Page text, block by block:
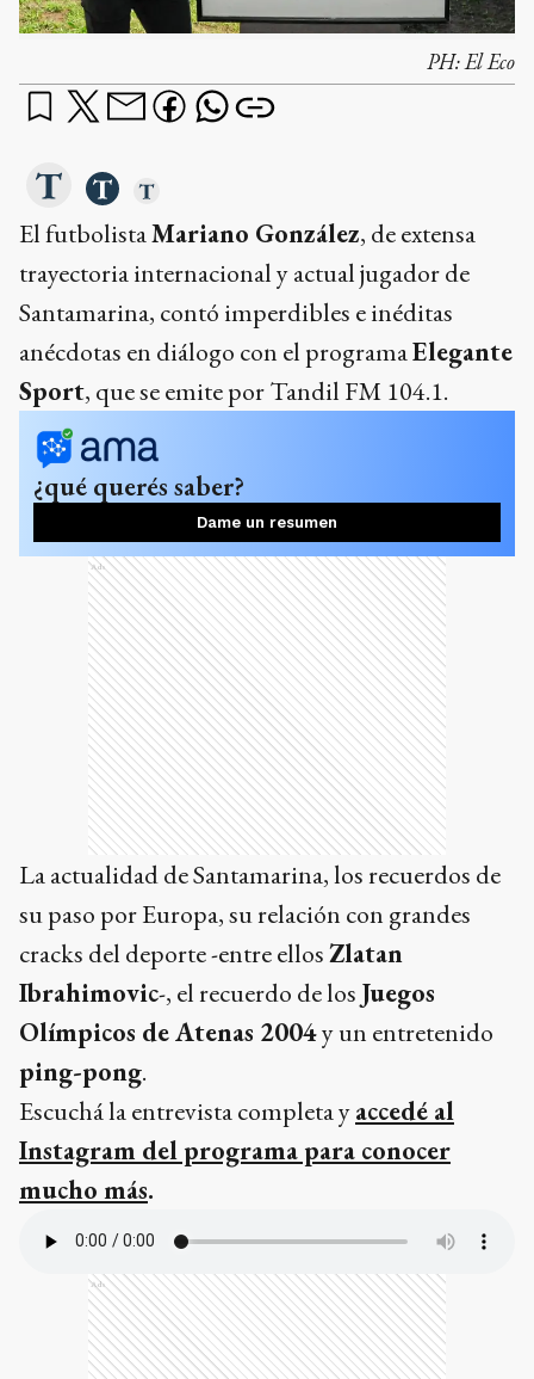
PH: El Eco
El futbolistaMariano González, de extensa
trayectoria internacional y actual jugador de
Santamarina, contó imperdibles e inéditas
anécdotas en diálogo con el programaElegante
Sport, que se emite por Tandil FM 104.1.
¿qué querés saber?
Dame un resumen
Ads
La actualidad de Santamarina, los recuerdos de
su paso por Europa, su relación con grandes
cracks del deporte -entre ellosZlatan
Ibrahimovic-, el recuerdo de los Juegos
Olímpicos de Atenas 2004y un entretenido
ping-pong.
Escuchá la entrevista completa yaccedé al
Instagram del programa para conocer
mucho más.
Ads